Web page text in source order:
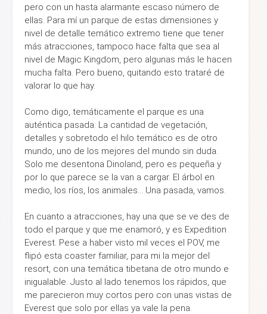
pero con un hasta alarmante escaso número de
ellas. Para mí un parque de estas dimensiones y
nivel de detalle temático extremo tiene que tener
más atracciones, tampoco hace falta que sea al
nivel de Magic Kingdom, pero algunas más le hacen
mucha falta. Pero bueno, quitando esto trataré de
valorar lo que hay.
Como digo, temáticamente el parque es una
auténtica pasada. La cantidad de vegetación,
detalles y sobretodo el hilo temático es de otro
mundo, uno de los mejores del mundo sin duda.
Solo me desentona Dinoland, pero es pequeña y
por lo que parece se la van a cargar. El árbol en
medio, los ríos, los animales... Una pasada, vamos.
En cuanto a atracciones, hay una que se ve des de
todo el parque y que me enamoró, y es Expedition
Everest. Pese a haber visto mil veces el POV, me
flipó esta coaster familiar, para mi la mejor del
resort, con una temática tibetana de otro mundo e
inigualable. Justo al lado tenemos los rápidos, que
me parecieron muy cortos pero con unas vistas de
Everest que solo por ellas ya vale la pena.